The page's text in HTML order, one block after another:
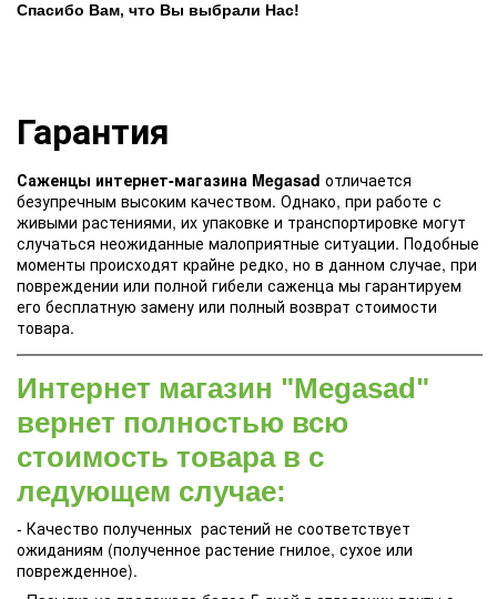
Спасибо Вам, что Вы выбрали Нас!
Гарантия
Саженцы интернет-магазина Megasad отличается
безупречным высоким качеством. Однако, при работе с
живыми растениями, их упаковке и транспортировке могут
случаться неожиданные малоприятные ситуации. Подобные
моменты происходят крайне редко, но в данном случае, при
повреждении или полной гибели саженца мы гарантируем
его бесплатную замену или полный возврат стоимости
товара.
Интернет магазин "Megasad"
вернет полностью всю
стоимость товара в с
ледующем случае:
- Качество полученных растений не соответствует
ожиданиям (полученное растение гнилое, сухое или
поврежденное).